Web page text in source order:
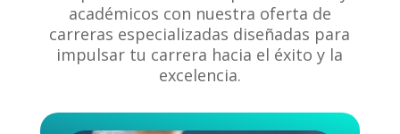
académicos con nuestra oferta de
carreras especializadas diseñadas para
impulsar tu carrera hacia el éxito y la
excelencia.